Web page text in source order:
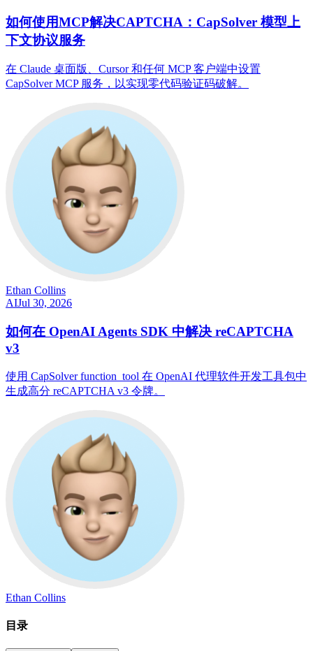
如何使用MCP解决CAPTCHA：CapSolver 模型上
下文协议服务
在 Claude 桌面版、Cursor 和任何 MCP 客户端中设置
CapSolver MCP 服务，以实现零代码验证码破解。
Ethan Collins
AIJul 30, 2026
如何在 OpenAI Agents SDK 中解决 reCAPTCHA
v3
使用 CapSolver function_tool 在 OpenAI 代理软件开发工具包中
生成高分 reCAPTCHA v3 令牌。
Ethan Collins
目录